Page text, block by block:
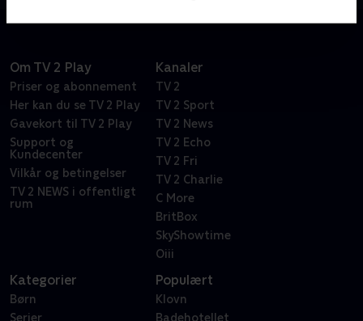
Om TV 2 Play
Priser og abonnement
Her kan du se TV 2 Play
Gavekort til TV 2 Play
Support og
Kundecenter
Vilkår og betingelser
TV 2 NEWS i offentligt
rum
Kanaler
TV 2
TV 2 Sport
TV 2 News
TV 2 Echo
TV 2 Fri
TV 2 Charlie
C More
BritBox
SkyShowtime
Oiii
Kategorier
Børn
Serier
Populært
Klovn
Badehotellet